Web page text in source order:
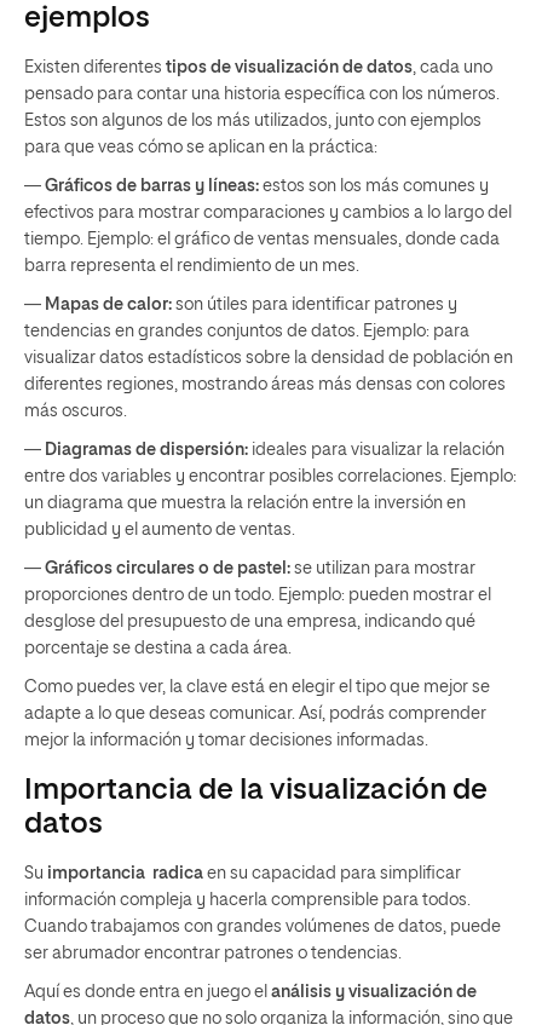
ejemplos
Existen diferentes tipos de visualización de datos , cada uno
pensado para contar una historia específica con los números.
Estos son algunos de los más utilizados, junto con ejemplos
para que veas cómo se aplican en la práctica:
— Gráficos de barras y líneas: estos son los más comunes y
efectivos para mostrar comparaciones y cambios a lo largo del
tiempo. Ejemplo: el gráfico de ventas mensuales, donde cada
barra representa el rendimiento de un mes.
— Mapas de calor: son útiles para identificar patrones y
tendencias en grandes conjuntos de datos. Ejemplo: para
visualizar datos estadísticos sobre la densidad de población en
diferentes regiones, mostrando áreas más densas con colores
más oscuros.
— Diagramas de dispersión: ideales para visualizar la relación
entre dos variables y encontrar posibles correlaciones. Ejemplo:
un diagrama que muestra la relación entre la inversión en
publicidad y el aumento de ventas.
— Gráficos circulares o de pastel: se utilizan para mostrar
proporciones dentro de un todo. Ejemplo: pueden mostrar el
desglose del presupuesto de una empresa, indicando qué
porcentaje se destina a cada área.
Como puedes ver, la clave está en elegir el tipo que mejor se
adapte a lo que deseas comunicar. Así, podrás comprender
mejor la información y tomar decisiones informadas.
Importancia de la visualización de
datos
Su importancia radica en su capacidad para simplificar
información compleja y hacerla comprensible para todos.
Cuando trabajamos con grandes volúmenes de datos, puede
ser abrumador encontrar patrones o tendencias.
Aquí es donde entra en juego el análisis y visualización de
datos , un proceso que no solo organiza la información, sino que